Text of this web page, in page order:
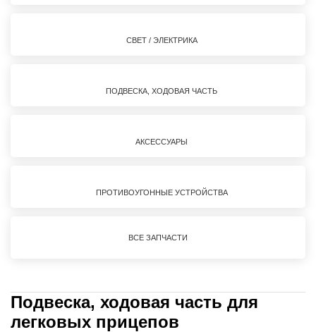
СВЕТ / ЭЛЕКТРИКА
ПОДВЕСКА, ХОДОВАЯ ЧАСТЬ
АКСЕССУАРЫ
ПРОТИВОУГОННЫЕ УСТРОЙСТВА
ВСЕ ЗАПЧАСТИ
Подвеска, ходовая часть для
легковых прицепов